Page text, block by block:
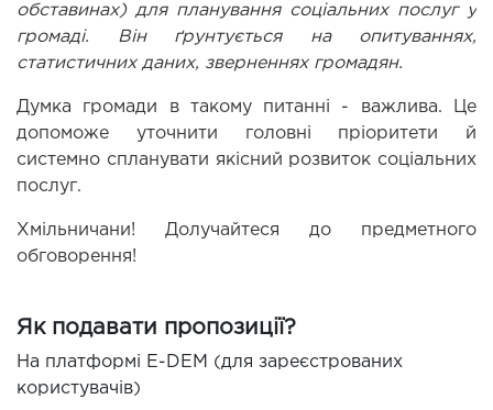
обставинах) для планування соціальних послуг у
громаді. Він ґрунтується на опитуваннях,
статистичних даних, зверненнях громадян.
Думка громади в такому питанні - важлива. Це
допоможе уточнити головні пріоритети й
системно спланувати якісний розвиток соціальних
послуг.
Хмільничани! Долучайтеся до предметного
обговорення!
Як подавати пропозиції?
На платформі E-DEM (для зареєстрованих
користувачів)